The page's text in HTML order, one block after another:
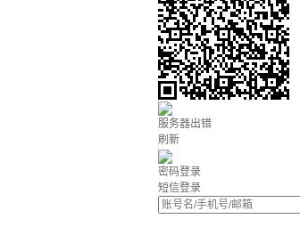
服务器出错
刷新
密码登录
短信登录